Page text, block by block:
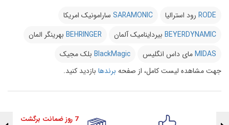
RODE رود استرالیا SARAMONIC سارامونیک امریکا
BEYERDYNAMIC بیرداینامیک آلمان BEHRINGER بهرینگر المان
MIDASمای داس انگلیس BlackMagic بلک مجیک
جهت مشاهده لیست کامل، از صفحه برندها بازدید کنید.
7 روز ضمانت برگشت